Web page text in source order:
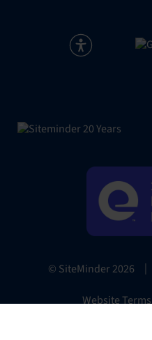
© SiteMinder2026 |
Website Terms